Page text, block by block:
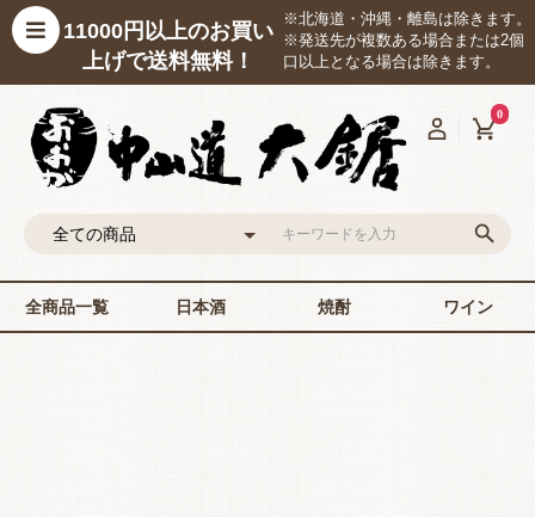
11000円以上のお買い
上げで送料無料！
※北海道・沖縄・離島は除きます。
※発送先が複数ある場合または2個
口以上となる場合は除きます。
0
全商品一覧 日本酒 焼酎 ワイン